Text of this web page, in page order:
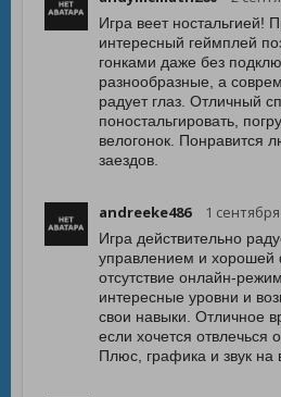
Игра веет ностальгией!
интересный геймплей
гонками даже без
разнообразные, а
радует глаз. Отличный
поностальгировать,
велогонок. Понравится
заездов.
andreeke486 1
Игра действительно
управлением и хорошей
отсутствие онлайн-
интересные уровни и
свои навыки. Отличное
если хочется отвлечься
Плюс, графика и звук на